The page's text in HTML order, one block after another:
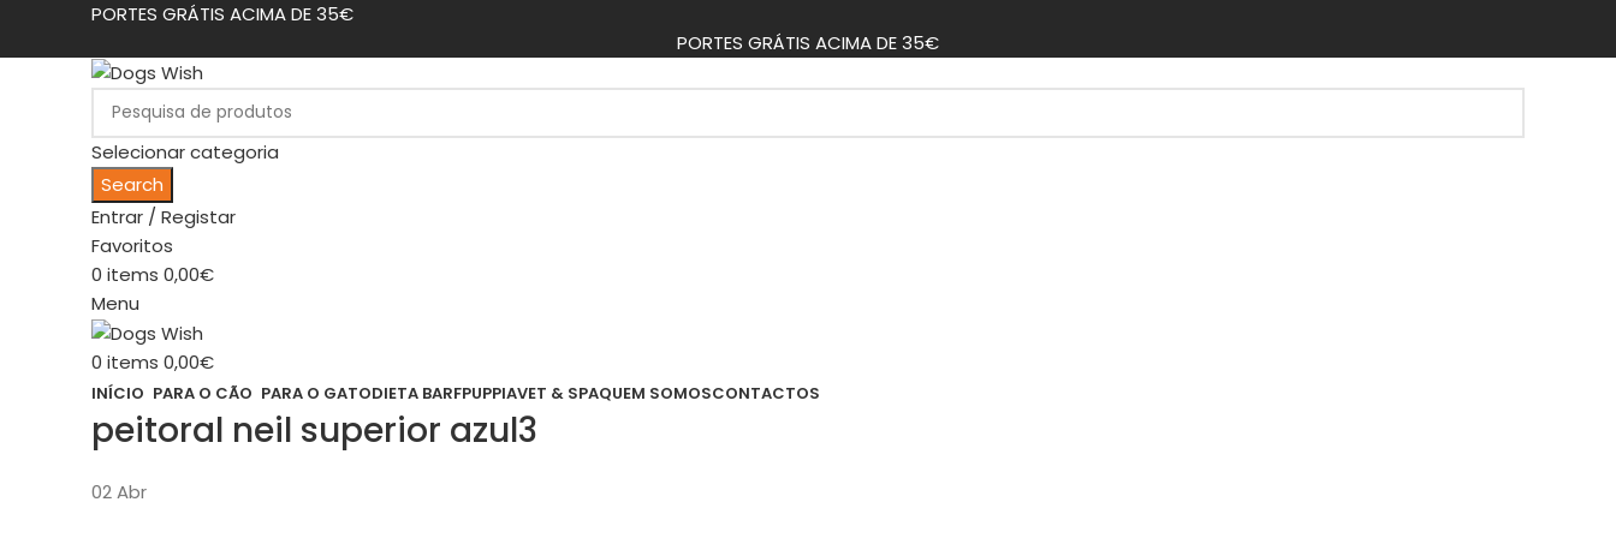
PORTES GRÁTIS ACIMA DE 35€
PORTES GRÁTIS ACIMA DE 35€
Selecionar categoria
Search
Entrar / Registar
Favoritos
0 items 0,00€
Menu
0 items 0,00€
INÍCIO PARA O CÃO PARA O GATODIETA BARFPUPPIAVET & SPAQUEM SOMOSCONTACTOS
peitoral neil superior azul3
02Abr